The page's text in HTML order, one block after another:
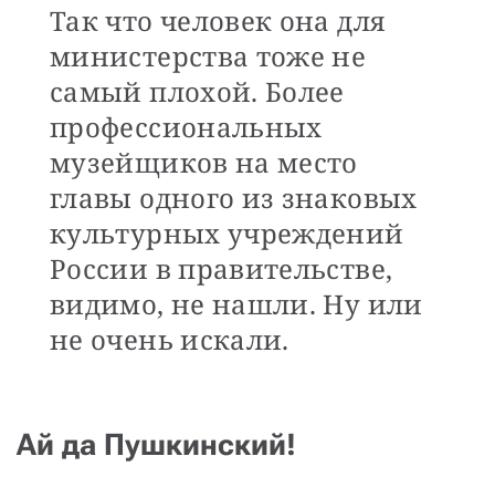
Так что человек она для
министерства тоже не
самый плохой. Более
профессиональных
музейщиков на место
главы одного из знаковых
культурных учреждений
России в правительстве,
видимо, не нашли. Ну или
не очень искали.
Ай да Пушкинский!